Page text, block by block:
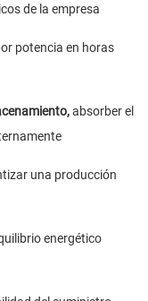
de la empresa
potencia en horas
absorber el
una producción
energético